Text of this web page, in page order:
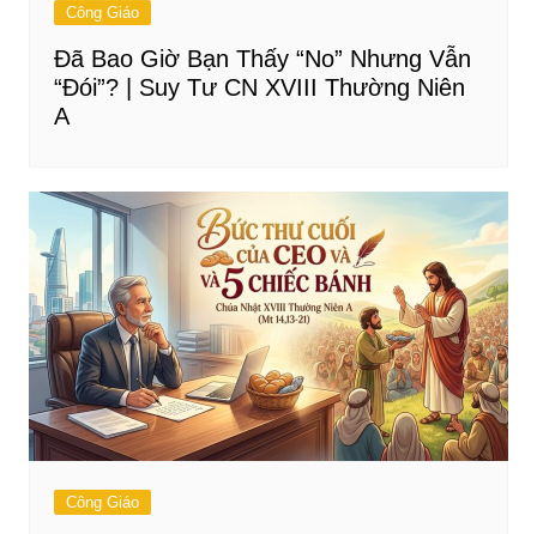
Công Giáo
Đã Bao Giờ Bạn Thấy “No” Nhưng Vẫn
“Đói”? | Suy Tư CN XVIII Thường Niên
A
Công Giáo